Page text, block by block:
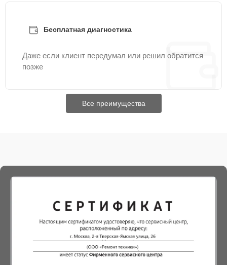
Бесплатная диагностика
Даже если клиент передумал или решил обратится
позже
Все преимущества